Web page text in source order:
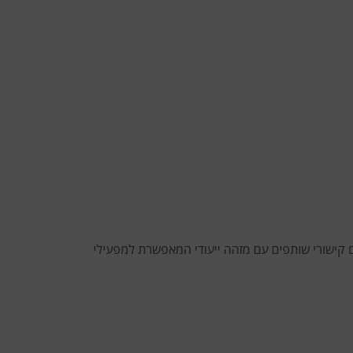
שותפים עם מזהה ייעודי המאפשרת למפעילי